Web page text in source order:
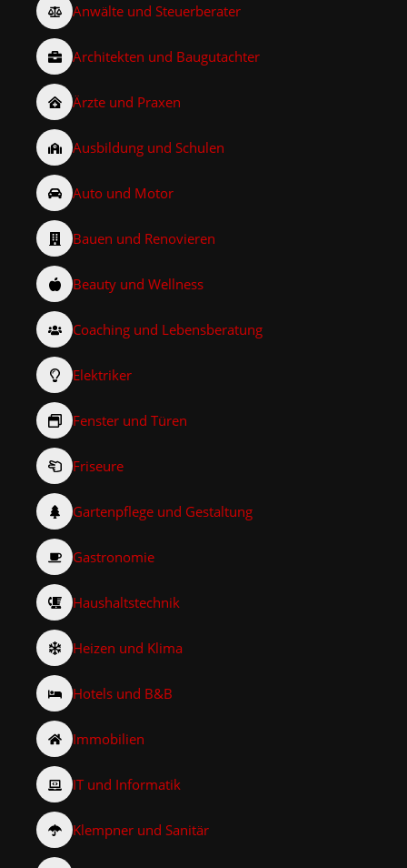
Anwälte und Steuerberater
Architekten und Baugutachter
Ärzte und Praxen
Ausbildung und Schulen
Auto und Motor
Bauen und Renovieren
Beauty und Wellness
Coaching und Lebensberatung
Elektriker
Fenster und Türen
Friseure
Gartenpflege und Gestaltung
Gastronomie
Haushaltstechnik
Heizen und Klima
Hotels und B&B
Immobilien
IT und Informatik
Klempner und Sanitär